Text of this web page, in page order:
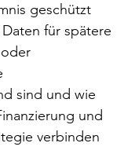
geschützt
für spätere
sind und wie
und
verbinden